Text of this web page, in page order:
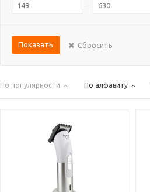
Показать Сбросить
По популярности По алфавиту